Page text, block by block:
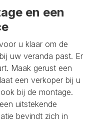
en een
u klaar om de
uw veranda past. Er
Maak gerust een
een verkoper bij u
bij de montage.
uitstekende
bevindt zich in